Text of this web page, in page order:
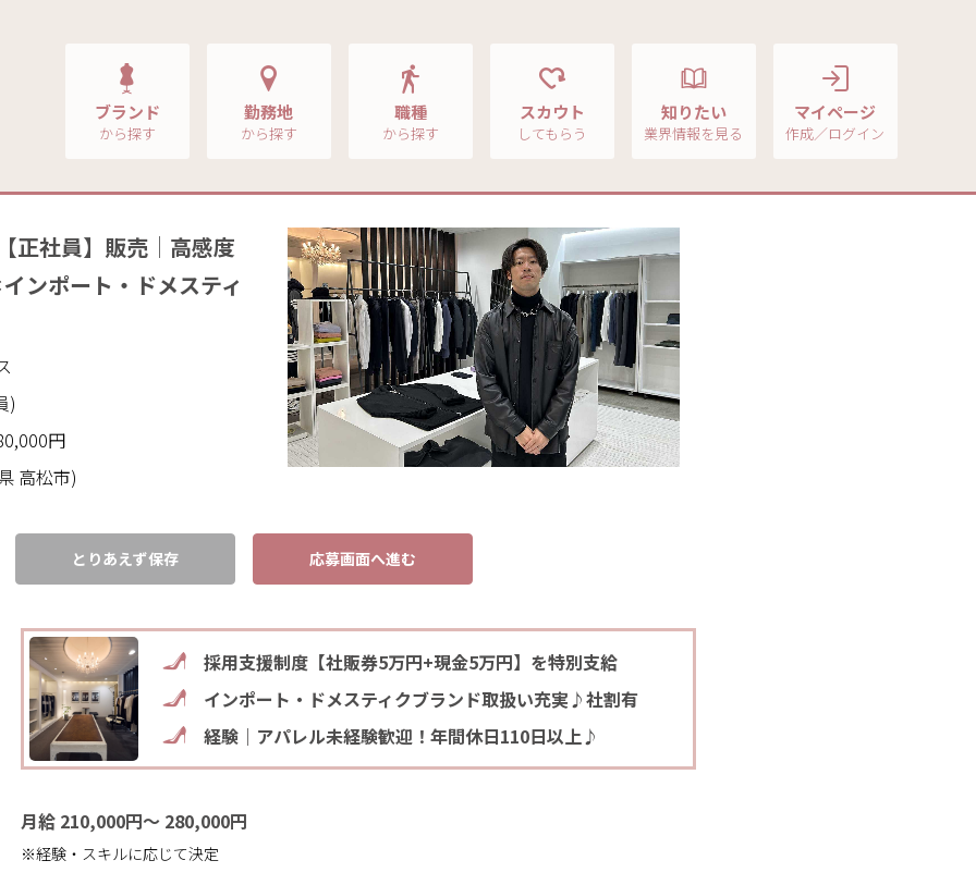
ブランド
から探す
勤務地
から探す
職種
から探す
スカウト
してもらう
知りたい
業界情報を見る
マイページ
作成／ログイン
正社員】販売│高感度
ンポート・ドメスティ
)
円
高松市)
とりあえず保存 応募画面へ進む
採用支援制度【社販券5万円+現金5万円】を特別支給
インポート・ドメスティクブランド取扱い充実♪社割有
経験｜アパレル未経験歓迎！年間休日110日以上♪
月給 210,000円～ 280,000円
※経験・スキルに応じて決定